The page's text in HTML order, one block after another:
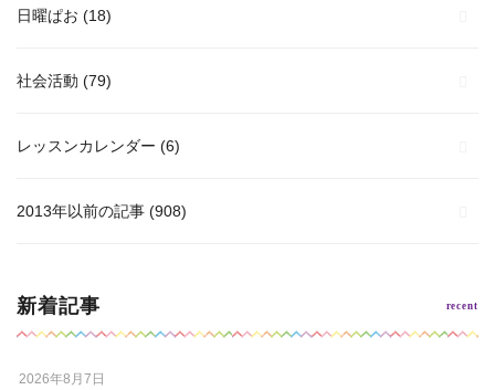
日曜ぱお (18)
社会活動 (79)
レッスンカレンダー (6)
2013年以前の記事 (908)
新着記事
2026年8月7日